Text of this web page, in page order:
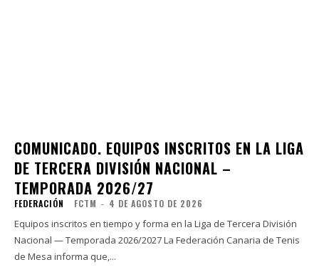
COMUNICADO. EQUIPOS INSCRITOS EN LA LIGA
DE TERCERA DIVISIÓN NACIONAL –
TEMPORADA 2026/27
FEDERACIÓN FCTM - 4 DE AGOSTO DE 2026
Equipos inscritos en tiempo y forma en la Liga de Tercera División
Nacional — Temporada 2026/2027 La Federación Canaria de Tenis
de Mesa informa que,...